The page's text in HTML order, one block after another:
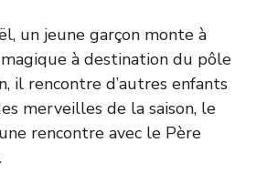
un jeune garçon monte à
à destination du pôle
il rencontre d’autres enfants
merveilles de la saison, le
rencontre avec le Père